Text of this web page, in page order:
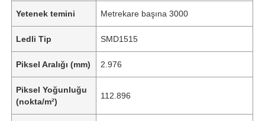
Yetenek temini Metrekare başına 3000
Ledli Tip SMD1515
Piksel Aralığı (mm) 2.976
Piksel Yoğunluğu
(nokta/m²)
112.896